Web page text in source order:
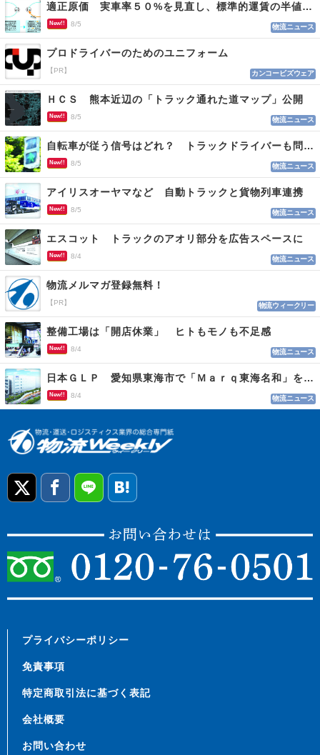
適正原価 実車率５０%を見直し、標準的運賃の半値の恐れも
New!! 8/5 物流ニュース
プロドライバーのためのユニフォーム
【PR】 カンコービズウェア
ＨＣＳ 熊本近辺の「トラック通れた道マップ」公開
New!! 8/5 物流ニュース
自転車が従う信号はどれ？ トラックドライバーも問われる認識
New!! 8/5 物流ニュース
アイリスオーヤマなど 自動トラックと貨物列車連携
New!! 8/5 物流ニュース
エスコット トラックのアオリ部分を広告スペースに
New!! 8/4 物流ニュース
物流メルマガ登録無料！
【PR】 物流ウィークリー
整備工場は「開店休業」 ヒトもモノも不足感
New!! 8/4 物流ニュース
日本ＧＬＰ 愛知県東海市で「Ｍａｒｑ東海名和」を開発
New!! 8/4 物流ニュース
プライバシーポリシー
免責事項
特定商取引法に基づく表記
会社概要
お問い合わせ